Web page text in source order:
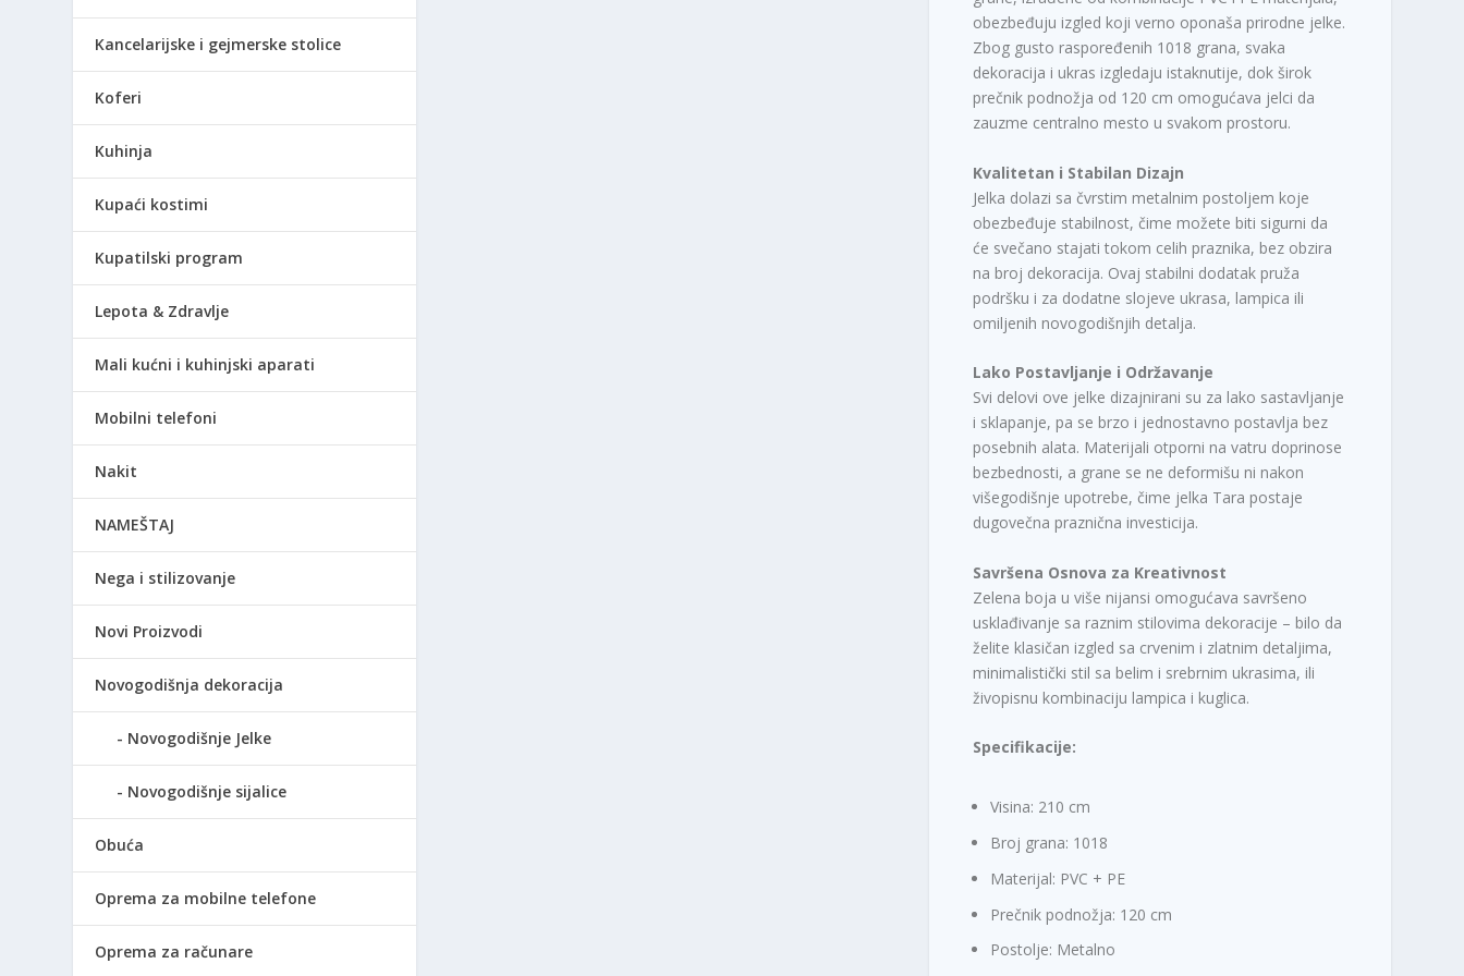
obezbeđuju izgled koji verno oponaša prirodne jelke.
Zbog gusto raspoređenih 1018 grana, svaka
dekoracija i ukras izgledaju istaknutije, dok širok
prečnik podnožja od 120 cm omogućava jelci da
zauzme centralno mesto u svakom prostoru.
Kvalitetan i Stabilan Dizajn
Jelka dolazi sa čvrstim metalnim postoljem koje
obezbeđuje stabilnost, čime možete biti sigurni da
će svečano stajati tokom celih praznika, bez obzira
na broj dekoracija. Ovaj stabilni dodatak pruža
podršku i za dodatne slojeve ukrasa, lampica ili
omiljenih novogodišnjih detalja.
Lako Postavljanje i Održavanje
Svi delovi ove jelke dizajnirani su za lako sastavljanje
i sklapanje, pa se brzo i jednostavno postavlja bez
posebnih alata. Materijali otporni na vatru doprinose
bezbednosti, a grane se ne deformišu ni nakon
višegodišnje upotrebe, čime jelka Tara postaje
dugovečna praznična investicija.
Savršena Osnova za Kreativnost
Zelena boja u više nijansi omogućava savršeno
usklađivanje sa raznim stilovima dekoracije – bilo da
želite klasičan izgled sa crvenim i zlatnim detaljima,
minimalistički stil sa belim i srebrnim ukrasima, ili
živopisnu kombinaciju lampica i kuglica.
Specifikacije:
Visina: 210 cm
Broj grana: 1018
Materijal: PVC + PE
Prečnik podnožja: 120 cm
Postolje: Metalno
Kancelarijske i gejmerske stolice
Koferi
Kuhinja
Kupaći kostimi
Kupatilski program
Lepota & Zdravlje
Mali kućni i kuhinjski aparati
Mobilni telefoni
Nakit
NAMEŠTAJ
Nega i stilizovanje
Novi Proizvodi
Novogodišnja dekoracija
Novogodišnje Jelke
Novogodišnje sijalice
Obuća
Oprema za mobilne telefone
Oprema za računare